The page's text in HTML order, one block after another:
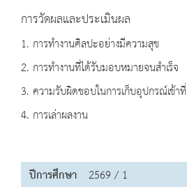
การวัดผลและประเมินผล
1. การทำงานศิลปะอย่างมีความสุข
2. การทำงานที่ได้รับมอบหมายจนสำเร็จ
3. ความรับผิดชอบในการเก็บอุปกรณ์เข้าที่
4. การเล่าผลงาน
ปีการศึกษา 2569 / 1